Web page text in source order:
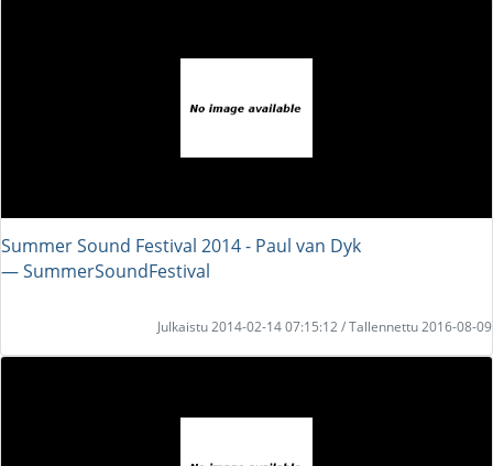
Summer Sound Festival 2014 - Paul van Dyk
― SummerSoundFestival
Julkaistu 2014-02-14 07:15:12 / Tallennettu 2016-08-09